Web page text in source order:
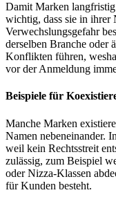
Damit Marken langfristig
wichtig, dass sie in ihrer
Verwechslungsgefahr
derselben Branche oder
Konflikten führen,
vor der Anmeldung
Beispiele für
Manche Marken
Namen nebeneinander.
weil kein Rechtsstreit
zulässig, zum Beispiel
oder Nizza-Klassen
für Kunden besteht.